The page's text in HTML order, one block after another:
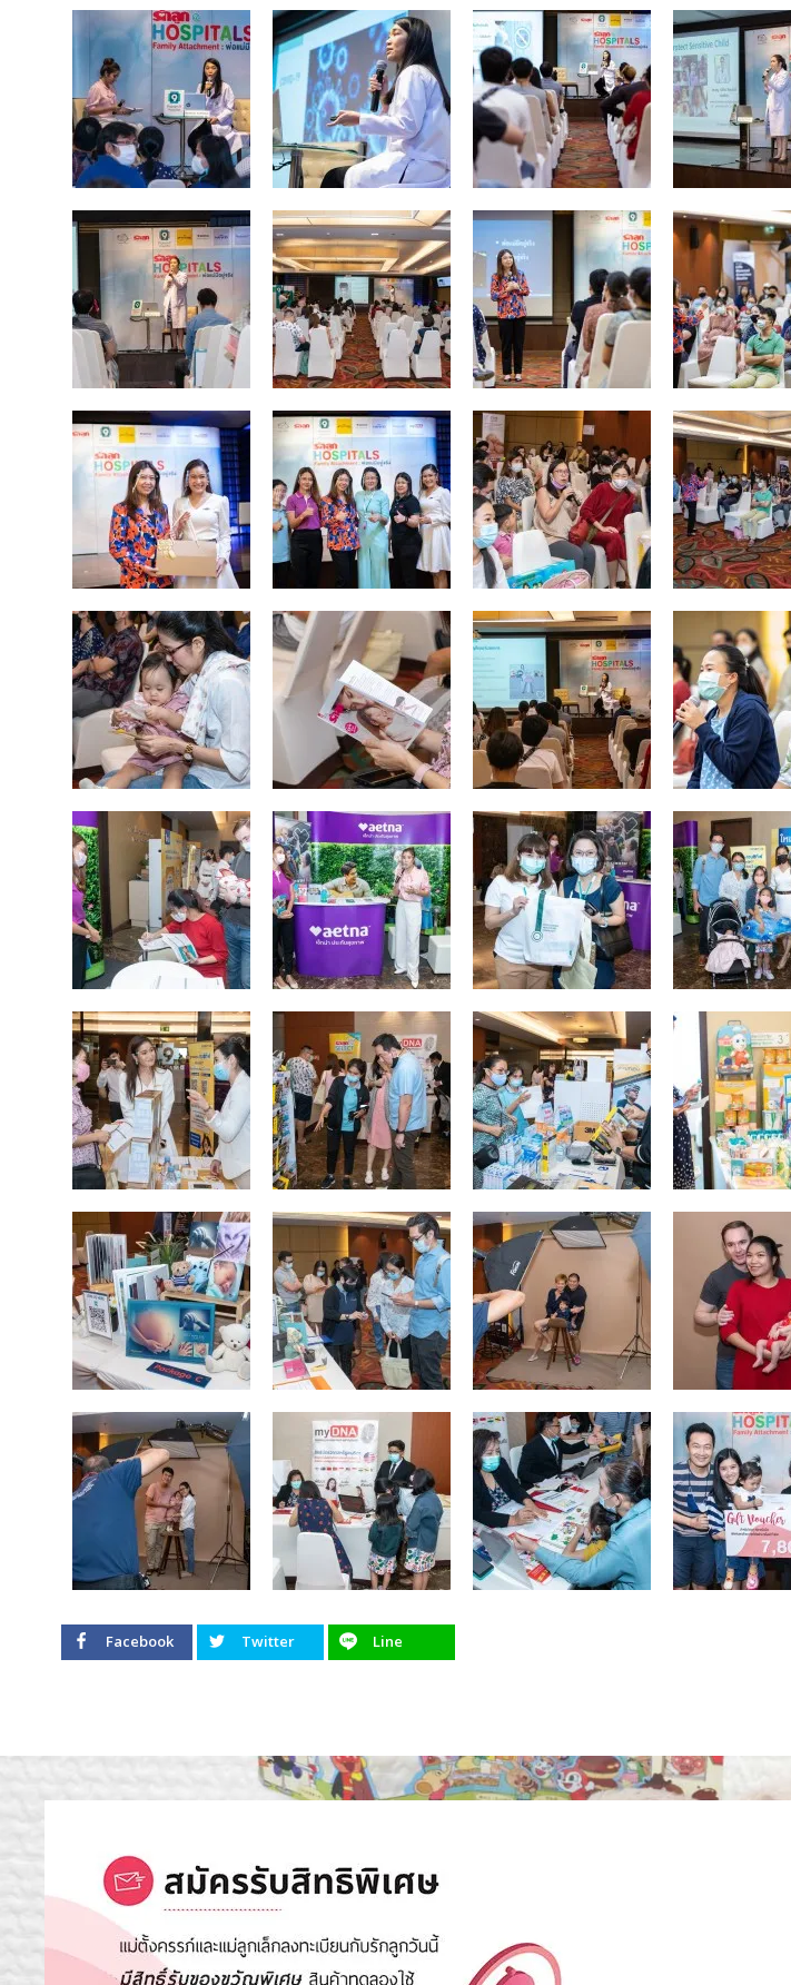
Facebook Twitter Line